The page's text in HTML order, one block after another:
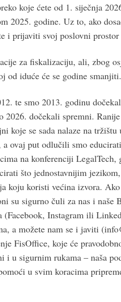
koje ćete od 1. siječnja
2025. godine. Uz to, ako
i prijaviti svoj poslovni prostor
za fiskalizaciju, ali, zbog
od iduće će se godine smanjiti.
te smo 2013. godinu
2026. dočekali spremni.
koje se sada nalaze na
ovaj put odlučili smo
na konferenciji
što jednostavnijim
koju koristi većina izvora.
su sigurno čuli za nas i
(Facebook, Instagram ili
a možete nam se i javiti
FisOffice, koje će
i u sigurnim rukama – naša
u svim koracima